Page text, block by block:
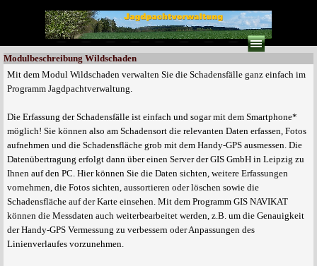
Menü überspringen
Modulbeschreibung Wildschaden
Mit dem Modul Wildschaden verwalten Sie die Schadensfälle ganz einfach im
Programm Jagdpachtverwaltung.
Die Erfassung der Schadensfälle ist einfach und sogar mit dem Smartphone*
möglich! Sie können also am Schadensort die relevanten Daten erfassen, Fotos
aufnehmen und die Schadensfläche grob mit dem Handy-GPS ausmessen. Die
Datenübertragung erfolgt dann über einen Server der GIS GmbH in Leipzig zu
Ihnen auf den PC. Hier können Sie die Daten sichten, weitere Erfassungen
vornehmen, die Fotos sichten, aussortieren oder löschen sowie die
Schadensfläche auf der Karte einsehen. Mit dem Programm GIS NAVIKAT
können die Messdaten auch weiterbearbeitet werden, z.B. um die Genauigkeit
der Handy-GPS Vermessung zu verbessern oder Anpassungen des
Linienverlaufes vorzunehmen.